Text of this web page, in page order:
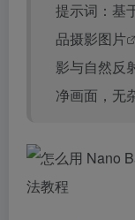
提示词：基
品摄影图片
影与自然反
净画面，无